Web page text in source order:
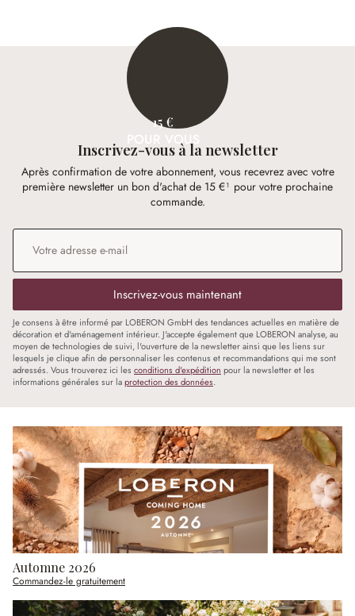
15 €
POUR VOUS
Inscrivez-vous à la newsletter
Après confirmation de votre abonnement, vous recevrez avec votre
première newsletter un bon d'achat de 15 €¹ pour votre prochaine
commande.
Adresse e-mail
Inscrivez-vous maintenant
Je consens à être informé par LOBERON GmbH des tendances actuelles en matière de
décoration et d'aménagement intérieur. J'accepte également que LOBERON analyse, au
moyen de technologies de suivi, l'ouverture de la newsletter ainsi que les liens sur
lesquels je clique afin de personnaliser les contenus et recommandations qui me sont
adressés. Vous trouverez ici les conditions d'expédition pour la newsletter et les
informations générales sur laprotection des données.
Automne 2026
Commandez-le gratuitement